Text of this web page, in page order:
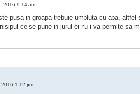
2016 9:14 am
pusa in groapa trebuie umpluta cu apa, altfel
ce se pune in jurul ei nu-i va permite sa
2016 1:12 pm